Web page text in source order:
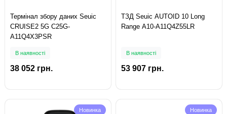
Термінал збору даних Seuic
CRUISE2 5G С25G-
A11Q4X3PSR
В наявності
38 052 грн.
ТЗД Seuic AUTOID 10 Long
Range A10-A11Q4Z55LR
В наявності
53 907 грн.
Новинка Новинка